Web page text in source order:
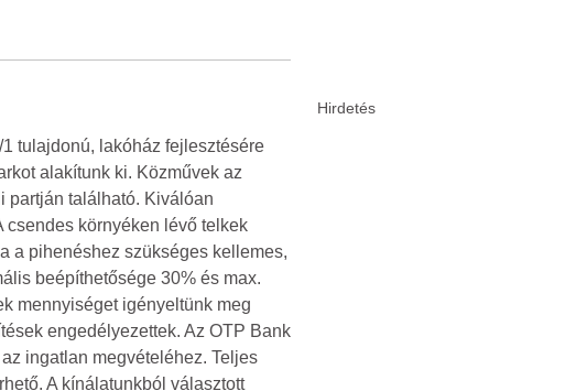
tulajdonú, lakóház fejlesztésére
alakítunk ki. Közművek az
partján található. Kiválóan
csendes környéken lévő telkek
a pihenéshez szükséges kellemes,
beépíthetősége 30% és max.
mennyiséget igényeltünk meg
engedélyezettek. Az OTP Bank
ingatlan megvételéhez. Teljes
A kínálatunkból választott